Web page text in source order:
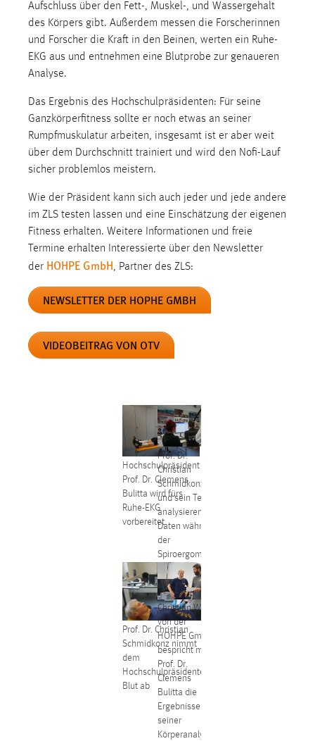
Aufschluss über den Fett-, Muskel-, und Wassergehalt
des Körpers gibt. Außerdem messen die Forscherinnen
und Forscher die Kraft in den Beinen, werten ein Ruhe-
EKG aus und entnehmen eine Blutprobe zur genaueren
Analyse.
Das Ergebnis des Hochschulpräsidenten: Für seine
Ganzkörperfitness sollte er noch etwas an seiner
Rumpfmuskulatur arbeiten, insgesamt ist er aber weit
über dem Durchschnitt trainiert und wird den Nofi-Lauf
sicher problemlos meistern.
Wie der Präsident kann sich auch jeder und jede andere
im ZLS testen lassen und eine Einschätzung der eigenen
Fitness erhalten. Weitere Informationen und freie
Termine erhalten Interessierte über den Newsletter
der HOHPE GmbH, Partner des ZLS:
NEWSLETTER DER HOPHE GMBH
VIDEOBEITRAG VON OTV
Hochschulpräsident
Prof. Dr. Clemens
Bulitta wird fürs
Ruhe-EKG
vorbereitet
Prof. Dr.
Christian
Schmidkonz
und sein Team
analysieren die
Daten während
der
Spiroergometrie
Prof. Dr. Christian
Schmidkonz nimmt
dem
Hochschulpräsidenten
Blut ab
Christian Wolf
von der
HOHPE GmbH
bespricht mit
Prof. Dr.
Clemens
Bulitta die
Ergebnisse
seiner
Körperanalyse